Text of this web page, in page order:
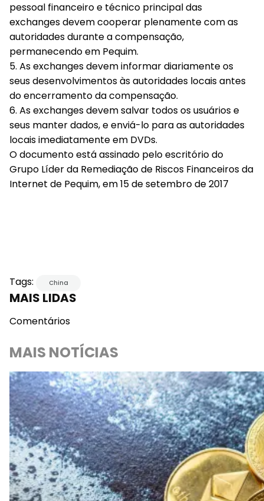
pessoal financeiro e técnico principal das
exchanges devem cooperar plenamente com as
autoridades durante a compensação,
permanecendo em Pequim.
5. As exchanges devem informar diariamente os
seus desenvolvimentos às autoridades locais antes
do encerramento da compensação.
6. As exchanges devem salvar todos os usuários e
seus manter dados, e enviá-lo para as autoridades
locais imediatamente em DVDs.
O documento está assinado pelo escritório do
Grupo Líder da Remediação de Riscos Financeiros da
Internet de Pequim, em 15 de setembro de 2017
Tags: China
MAIS LIDAS
Comentários
MAIS NOTÍCIAS